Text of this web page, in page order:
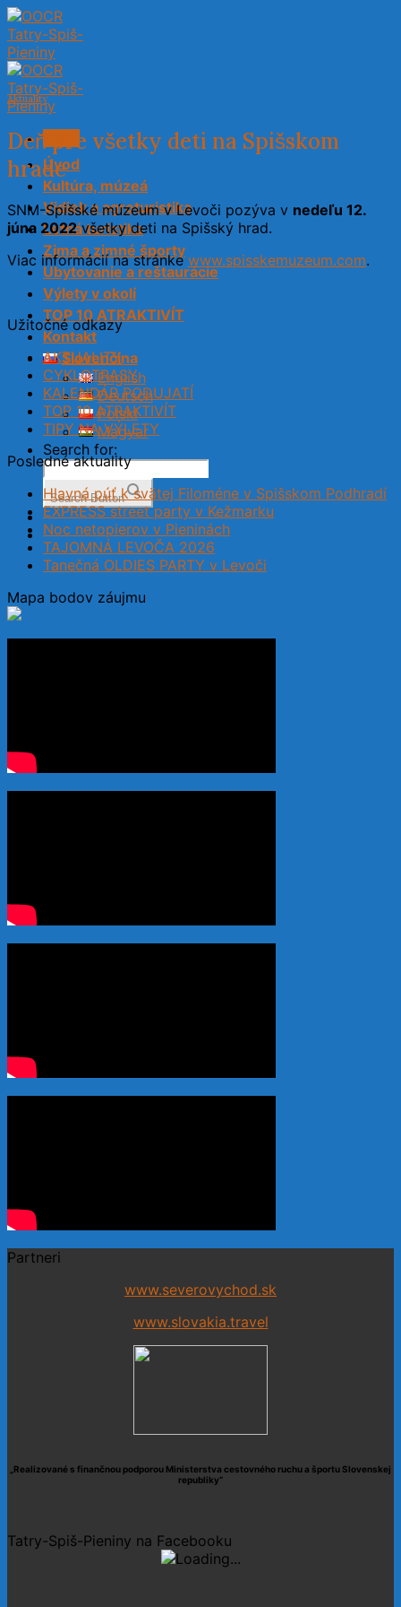
Skip
to
content
Úvod
Kultúra, múzeá
Vidiek a agroturistika
Letná turistika
Zima a zimné športy
Ubytovanie a reštaurácie
Výlety v okolí
TOP 10 ATRAKTIVÍT
Kontakt
Slovenčina
English
Deutsch
Polski
Magyar
Search for:
Search Button
Aktuality
Deň pre všetky deti na Spišskom
hrade
SNM-Spišské múzeum v Levoči pozýva v nedeľu 12.
júna 2022všetky deti na Spišský hrad.
Viac informácií na stránkewww.spisskemuzeum.com.
Užitočné odkazy
AKTUALITY
CYKLOTRASY
KALENDÁR PODUJATÍ
TOP 10 ATRAKTIVÍT
TIPY NA VÝLETY
Posledné aktuality
Hlavná púť k svätej Filoméne v Spišskom Podhradí
EXPRESS street party v Kežmarku
Noc netopierov v Pieninách
TAJOMNÁ LEVOČA 2026
Tanečná OLDIES PARTY v Levoči
Mapa bodov záujmu
Partneri
www.severovychod.sk
www.slovakia.travel
„Realizované s finančnou podporou Ministerstva cestovného ruchu a športu Slovenskej
republiky“
Tatry-Spiš-Pieniny na Facebooku